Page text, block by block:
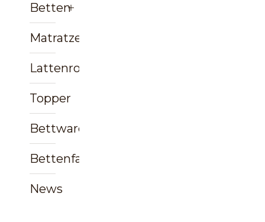
Betten
Matratzen
Lattenroste
Topper
Bettwaren
Bettenfachgeschäft
News